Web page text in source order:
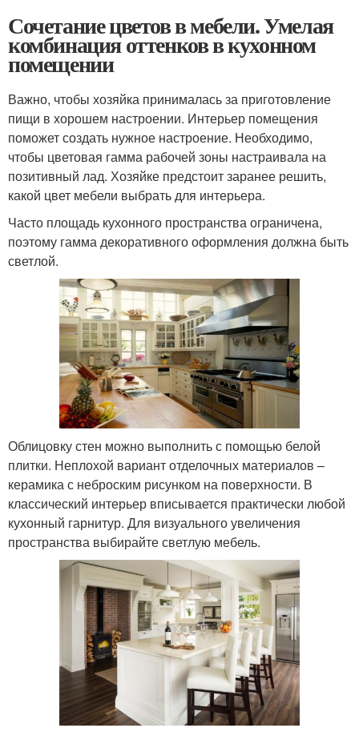
Сочетание цветов в мебели. Умелая
комбинация оттенков в кухонном
помещении
Важно, чтобы хозяйка принималась за приготовление
пищи в хорошем настроении. Интерьер помещения
поможет создать нужное настроение. Необходимо,
чтобы цветовая гамма рабочей зоны настраивала на
позитивный лад. Хозяйке предстоит заранее решить,
какой цвет мебели выбрать для интерьера.
Часто площадь кухонного пространства ограничена,
поэтому гамма декоративного оформления должна быть
светлой.
Облицовку стен можно выполнить с помощью белой
плитки. Неплохой вариант отделочных материалов –
керамика с неброским рисунком на поверхности. В
классический интерьер вписывается практически любой
кухонный гарнитур. Для визуального увеличения
пространства выбирайте светлую мебель.